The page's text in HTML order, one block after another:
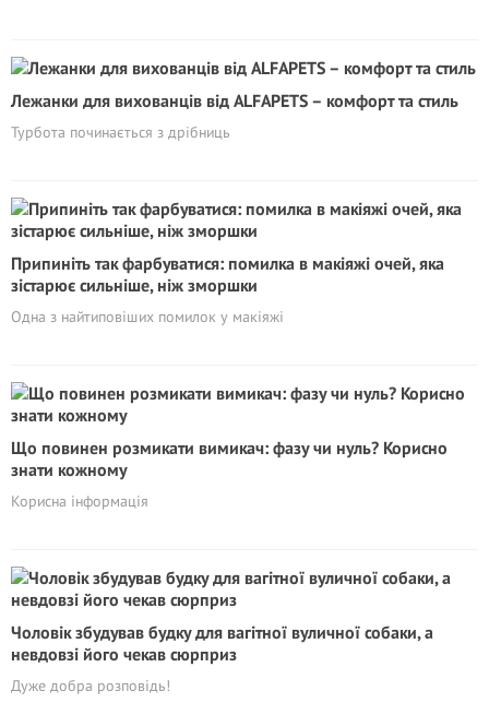
Лежанки для вихованців від ALFAPETS – комфорт та стиль
Турбота починається з дрібниць
Припиніть так фарбуватися: помилка в макіяжі очей, яка
зістарює сильніше, ніж зморшки
Одна з найтиповіших помилок у макіяжі
Що повинен розмикати вимикач: фазу чи нуль? Корисно
знати кожному
Корисна інформація
Чоловік збудував будку для вагітної вуличної собаки, а
невдовзі його чекав сюрприз
Дуже добра розповідь!